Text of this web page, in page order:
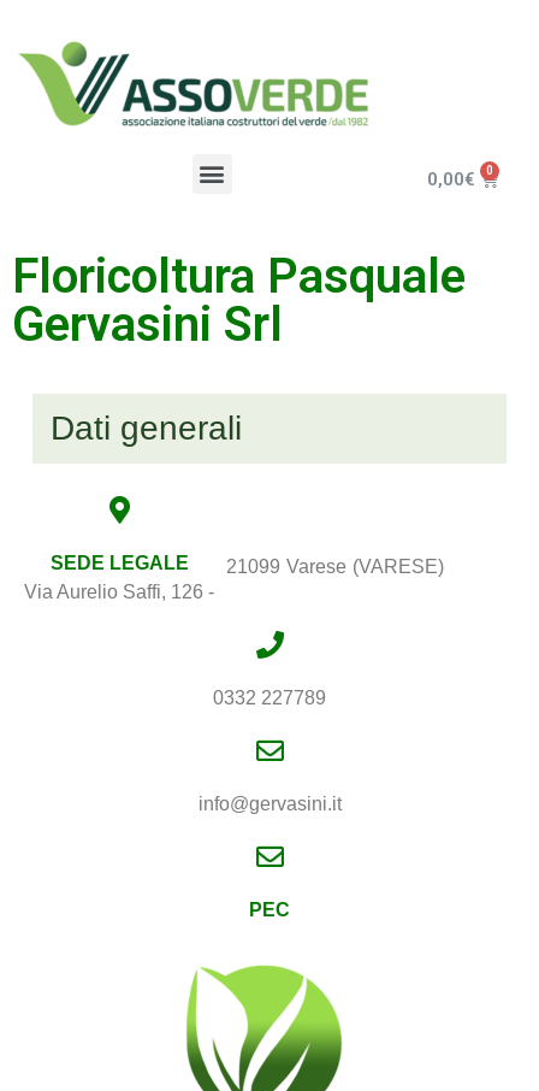
0,00€
Floricoltura Pasquale
Gervasini Srl
Dati generali
SEDE LEGALE
Via Aurelio Saffi, 126 -
21099 Varese (VARESE)
0332 227789
info@gervasini.it
PEC